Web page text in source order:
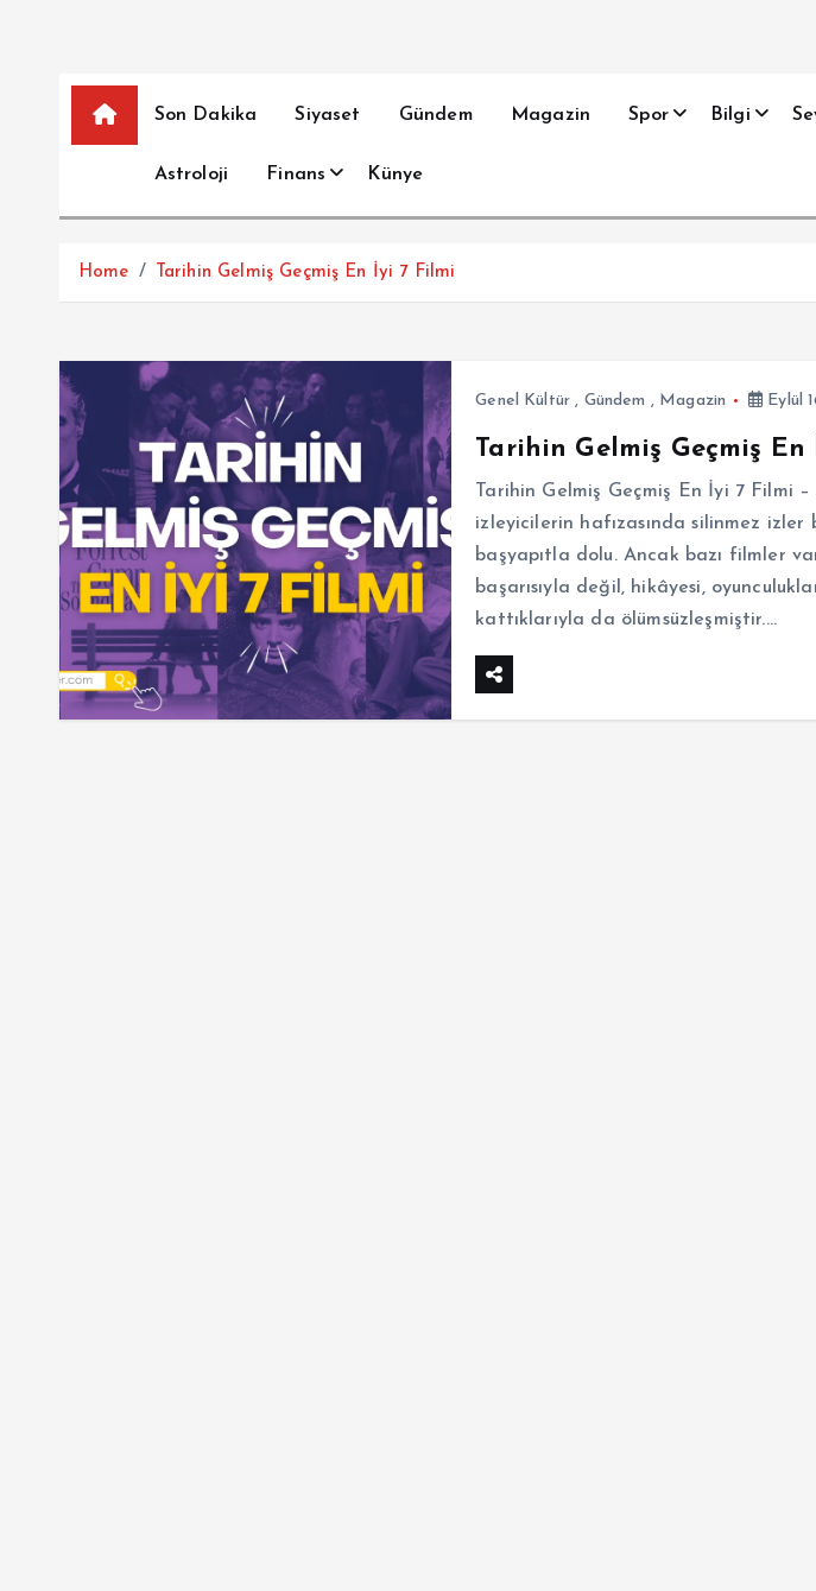
Son Dakika Siyaset Gündem Magazin Spor Bilgi
Astroloji Finans Künye
Home Tarihin Gelmiş Geçmiş En İyi 7 Filmi
Genel Kültür , Gündem , Magazin Eylül
Tarihin Gelmiş Geçmiş
Tarihin Gelmiş Geçmiş En İyi 7 Filmi
izleyicilerin hafızasında silinmez izler
başyapıtla dolu. Ancak bazı filmler
başarısıyla değil, hikâyesi,
kattıklarıyla da ölümsüzleşmiştir.…